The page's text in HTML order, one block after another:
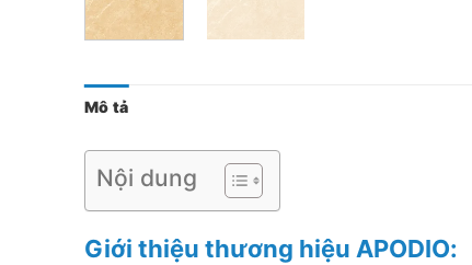
Mô tả
Nội dung
Giới thiệu thương hiệu APODIO: